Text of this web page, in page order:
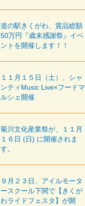
道の駅きくがわ、賞品総額
50万円『歳末感謝祭』イベ
ントを開催します！！
１１月１５日（土）、シャ
ンティMusic Live×フードマ
ルシェ開催
菊川文化産業祭が、１１月
１６日 (日) に開催されま
す。
９月２３日、アイルモータ
ースクール下関で【きくが
わライドフェスタ】が開